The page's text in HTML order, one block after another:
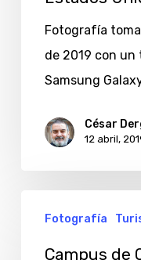
California,
Estados
Unidos
Fotografía
de 2019 con un
Samsung
César
12 abril,
Oracle,
Fotografía
Campus de